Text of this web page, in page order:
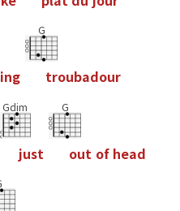
ing
G
troubadour
Gdim
just
G
out of head